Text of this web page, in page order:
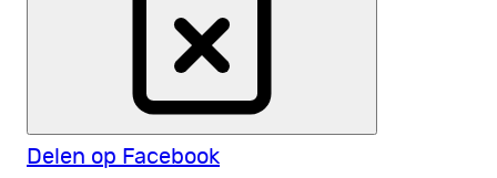
Delen op Facebook